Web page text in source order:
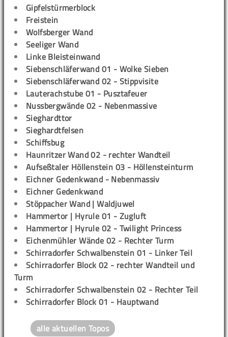
Gipfelstürmerblock
Freistein
Wolfsberger Wand
Seeliger Wand
Linke Bleisteinwand
Siebenschläferwand 01 - Wolke Sieben
Siebenschläferwand 02 - Stippvisite
Lauterachstube 01 - Pusztafeuer
Nussbergwände 02 - Nebenmassive
Sieghardttor
Sieghardtfelsen
Schiffsbug
Haunritzer Wand 02 - rechter Wandteil
Aufseßtaler Höllenstein 03 - Höllensteinturm
Eichner Gedenkwand - Nebenmassiv
Eichner Gedenkwand
Stöppacher Wand | Waldjuwel
Hammertor | Hyrule 01 - Zugluft
Hammertor | Hyrule 02 - Twilight Princess
Eichenmühler Wände 02 - Rechter Turm
Schirradorfer Schwalbenstein 01 - Linker Teil
Schirradorfer Block 02 - rechter Wandteil und
Turm
Schirradorfer Schwalbenstein 02 - Rechter Teil
Schirradorfer Block 01 - Hauptwand
alle aktuellen Topos